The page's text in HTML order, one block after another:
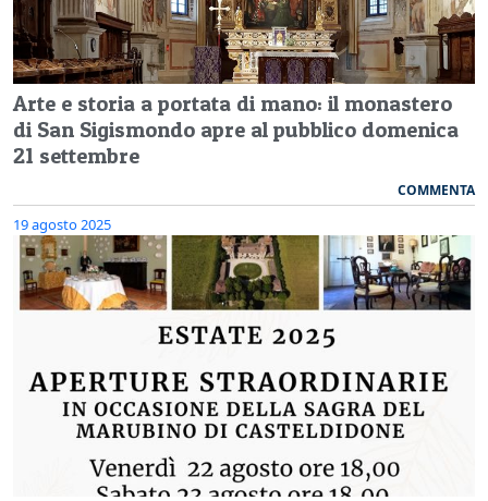
Arte e storia a portata di mano: il monastero
di San Sigismondo apre al pubblico domenica
21 settembre
COMMENTA
19 agosto 2025